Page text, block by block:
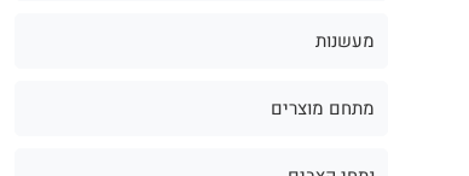
מעשנות
מתחם מוצרים